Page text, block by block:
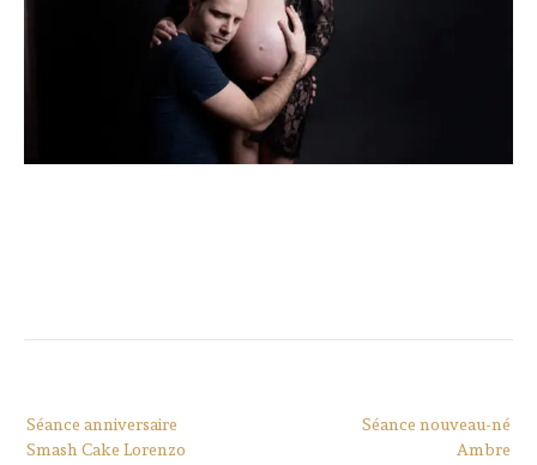
de
Séance nouveau-né
Ambre
Séance anniversaire
Smash Cake Lorenzo